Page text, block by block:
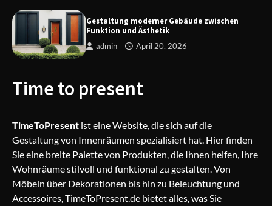
Gestaltung moderner Gebäude
zwischen Funktion und Ästhetik
Gestaltung moderner Gebäude zwischen
Funktion und Ästhetik
admin April 20, 2026
Time to present
TimeToPresent ist eine Website, die sich auf die
Gestaltung von Innenräumen spezialisiert hat. Hier finden
Sie eine breite Palette von Produkten, die Ihnen helfen, Ihre
Wohnräume stilvoll und funktional zu gestalten. Von
Möbeln über Dekorationen bis hin zu Beleuchtung und
Accessoires, TimeToPresent.de bietet alles, was Sie